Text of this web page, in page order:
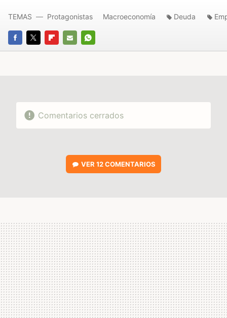
FACEBOOK
TWITTERFLIPBOARD
E-
WHATSAPP
TEMAS Protagonistas Macroeconomía Deuda
Comentarios cerrados
VER12 COMENTARIOS